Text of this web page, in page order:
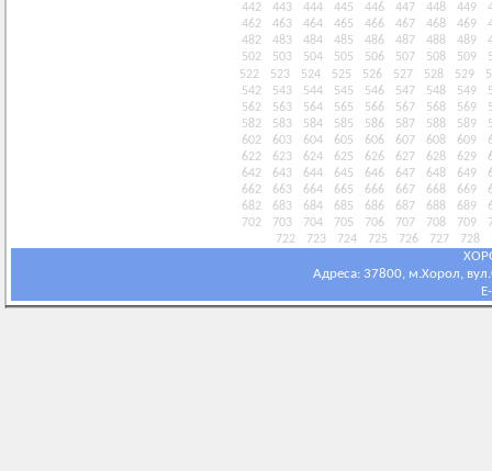
442
443 444 445 446 447 448 449
462
463 464 465 466 467 468 469
482
483 484 485 486 487 488 489
502
503 504 505 506 507 508 509
522
523 524 525 526 527 528 529
542
543 544 545 546 547 548 549
562
563 564 565 566 567 568 569
582
583 584 585 586 587 588 589
602
603 604 605 606 607 608 609
622
623 624 625 626 627 628 629
642
643 644 645 646 647 648 649
662
663 664 665 666 667 668 669
682
683 684 685 686 687 688 689
702
703 704 705 706 707 708 709
722
723 724 725 726 727 728
Адреса: 37800, м.Хорол,